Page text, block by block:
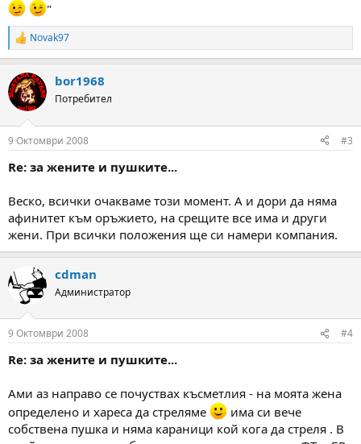
"
R
e
c
t
i
s
Novak97
bor1968
Потребител
9 Октомври 2008 #3
Re: за жените и пушките...
Веско, всички очакваме този момент. А и дори да няма
афинитет към оръжието, на срещите все има и други
жени. При всички положения ще си намери компания.
cdman
Администратор
9 Октомври 2008 #4
Re: за жените и пушките...
Ами аз направо се почуствах късметлия - на моята жена
определено и хареса да стреляме
има си вече
собствена пушка и няма караници кой кога да стреля . В